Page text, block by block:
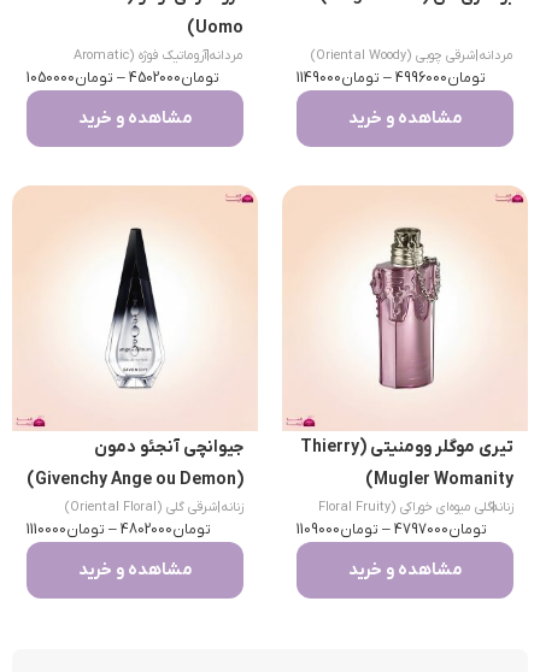
مردانه شرقی چوبی (Oriental Woody)
تومان4996000
– تومان1149000
مشاهده و خرید
Uomo)
مردانه|
آروماتیک فوژه (Aromatic
Fougere)
تومان4502000
– تومان1050000
مشاهده و خرید
تیری موگلر وومنیتی (Thierry
Mugler Womanity)
زنانه
|
گلی میوه‌ای خوراکی (Floral Fruity
Gourmand)
تومان4797000
– تومان1109000
مشاهده و خرید
جیوانچی آنجئو دمون
(Givenchy Ange ou Demon)
زنانه شرقی گلی (Oriental Floral)
تومان4802000
– تومان1110000
مشاهده و خرید